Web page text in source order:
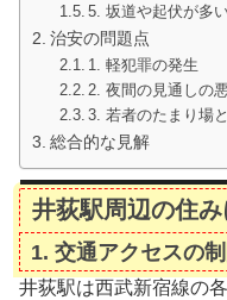
5. 坂道や起伏が多
治安の問題点
1. 軽犯罪の発生
2. 夜間の見通しの
3. 若者のたまり場
総合的な見解
井荻駅周辺の住
1. 交通アクセスの
井荻駅は西武新宿線の